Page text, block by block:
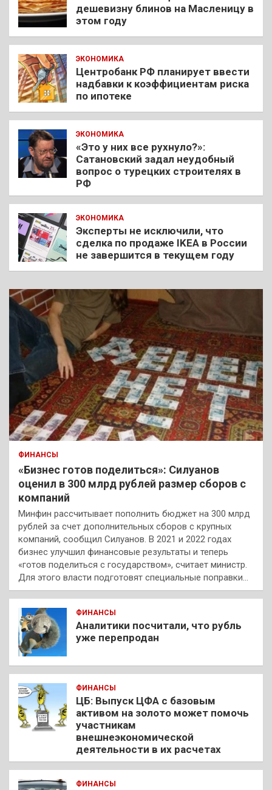
дешевизну блинов на Масленицу в
этом году
ЭКОНОМИКА
Центробанк РФ планирует ввести
надбавки к коэффициентам риска
по ипотеке
ЭКОНОМИКА
«Это у них все рухнуло?»:
Сатановский задал неудобный
вопрос о турецких строителях в
РФ
ЭКОНОМИКА
Эксперты не исключили, что
сделка по продаже IKEA в России
не завершится в текущем году
ФИНАНСЫ
«Бизнес готов поделиться»: Силуанов
оценил в 300 млрд рублей размер сборов с
компаний
Минфин рассчитывает пополнить бюджет на 300 млрд
рублей за счет дополнительных сборов с крупных
компаний, сообщил Силуанов. В 2021 и 2022 годах
бизнес улучшил финансовые результаты и теперь
«готов поделиться с государством», считает министр.
Для этого власти подготовят специальные поправки…
ФИНАНСЫ
Аналитики посчитали, что рубль
уже перепродан
ФИНАНСЫ
ЦБ: Выпуск ЦФА с базовым
активом на золото может помочь
участникам
внешнеэкономической
деятельности в их расчетах
ФИНАНСЫ